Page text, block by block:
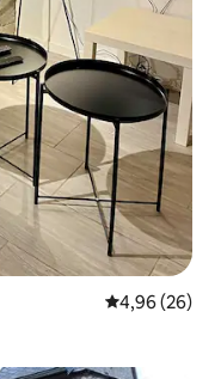
Évaluation
4,96 (26)